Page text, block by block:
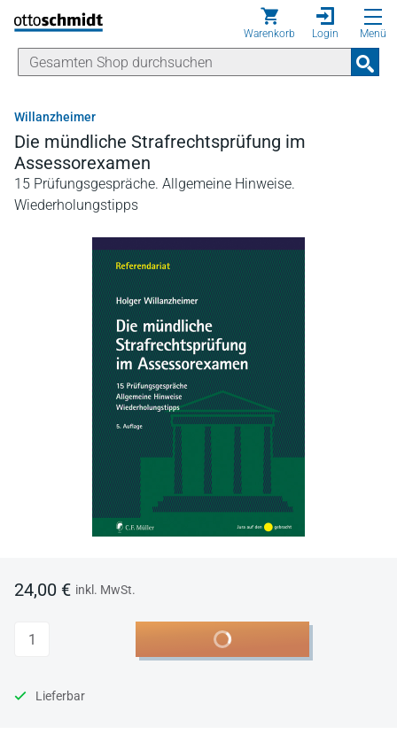
Direkt zum Inhalt
Warenkorb Login Menü
Willanzheimer
Die mündliche Strafrechtsprüfung im
Assessorexamen
15 Prüfungsgespräche. Allgemeine Hinweise.
Wiederholungstipps
24,00 € inkl. MwSt.
Anzahl In den Warenkorb
Lieferbar